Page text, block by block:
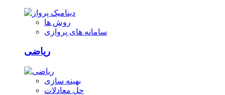
روش ها
سامانه های پروازی
ریاضی
بهینه سازی
حل معادلات